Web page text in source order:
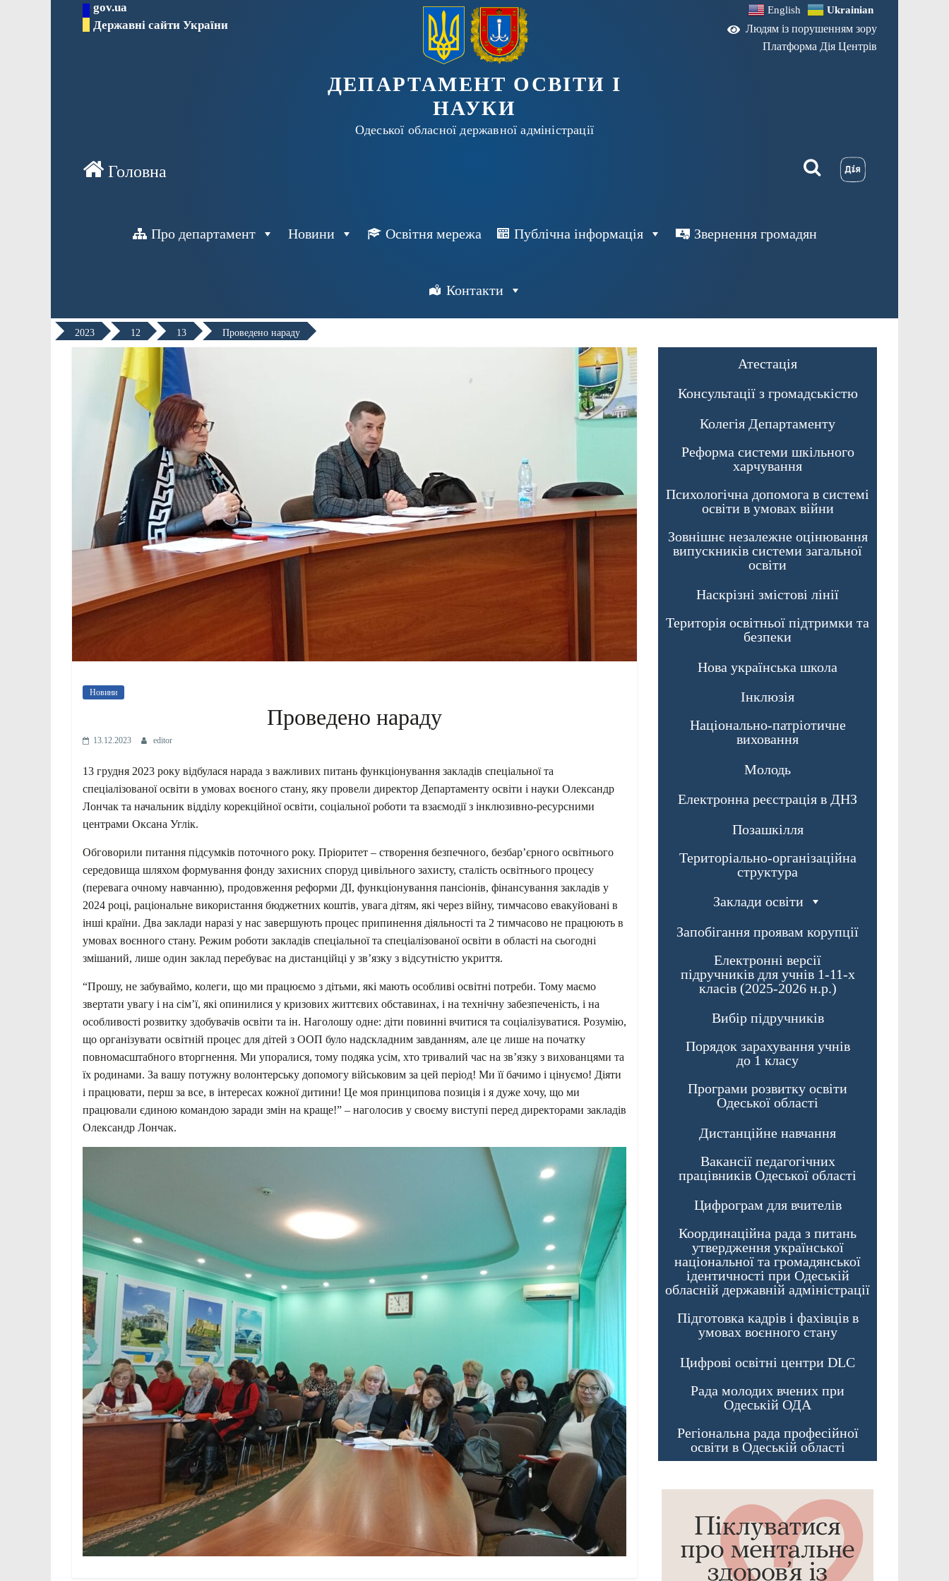
gov.ua
Державні сайти України
ДЕПАРТАМЕНТ ОСВІТИ І
НАУКИ
Одеської обласної державної адміністрації
English Ukrainian
Людям із порушенням зору
Платформа Дія Центрів
Про департамент Новини Освітня мережа Публічна інформація Звернення громадян
Контакти
2023 12 13 Проведено нараду
Новини
Проведено нараду
13.12.2023 editor
13 грудня 2023 року відбулася нарада з важливих питань функціонування закладів спеціальної та
спеціалізованої освіти в умовах воєного стану, яку провели директор Департаменту освіти і науки Олександр
Лончак та начальник відділу корекційної освіти, соціальної роботи та взаємодії з інклюзивно-ресурсними
центрами Оксана Углік.
Обговорили питання підсумків поточного року. Пріоритет – створення безпечного, безбар’єрного освітнього
середовища шляхом формування фонду захисних споруд цивільного захисту, сталість освітнього процесу
(перевага очному навчанню), продовження реформи ДІ, функціонування пансіонів, фінансування закладів у
2024 році, раціональне використання бюджетних коштів, увага дітям, які через війну, тимчасово евакуйовані в
інші країни. Два заклади наразі у нас завершують процес припинення діяльності та 2 тимчасово не працюють в
умовах воєнного стану. Режим роботи закладів спеціальної та спеціалізованої освіти в області на сьогодні
змішаний, лише один заклад перебуває на дистанційці у зв’язку з відсутністю укриття.
“Прошу, не забуваймо, колеги, що ми працюємо з дітьми, які мають особливі освітні потреби. Тому маємо
звертати увагу і на сім’ї, які опинилися у кризових життєвих обставинах, і на технічну забезпеченість, і на
особливості розвитку здобувачів освіти та ін. Наголошу одне: діти повинні вчитися та соціалізуватися. Розумію,
що організувати освітній процес для дітей з ООП було надскладним завданням, але це лише на початку
повномасштабного вторгнення. Ми упоралися, тому подяка усім, хто тривалий час на зв’язку з вихованцями та
їх родинами. За вашу потужну волонтерську допомогу військовим за цей період! Ми її бачимо і цінуємо! Діяти
і працювати, перш за все, в інтересах кожної дитини! Це моя принципова позиція і я дуже хочу, що ми
працювали єдиною командою заради змін на краще!” – наголосив у своєму виступі перед директорами закладів
Олександр Лончак.
Атестація
Консультації з громадськістю
Колегія Департаменту
Реформа системи шкільного
харчування
Психологічна допомога в системі
освіти в умовах війни
Зовнішнє незалежне оцінювання
випускників системи загальної
освіти
Наскрізні змістові лінії
Територія освітньої підтримки та
безпеки
Нова українська школа
Інклюзія
Національно-патріотичне
виховання
Молодь
Електронна реєстрація в ДНЗ
Позашкілля
Територіально-організаційна
структура
Заклади освіти
Запобігання проявам корупції
Електронні версії
підручників для учнів 1-11-х
класів (2025-2026 н.р.)
Вибір підручників
Порядок зарахування учнів
до 1 класу
Програми розвитку освіти
Одеської області
Дистанційне навчання
Вакансії педагогічних
працівників Одеської області
Цифрограм для вчителів
Координаційна рада з питань
утвердження української
національної та громадянської
ідентичності при Одеській
обласній державній адміністрації
Підготовка кадрів і фахівців в
умовах воєнного стану
Цифрові освітні центри DLC
Рада молодих вчених при
Одеській ОДА
Регіональна рада професійної
освіти в Одеській області